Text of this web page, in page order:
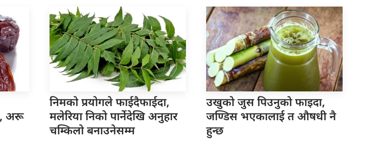
अरू
निमको प्रयोगले फाईदैफाईदा,
मलेरिया निको पार्नेदेखि अनुहार
चम्किलो बनाउनेसम्म
उखुको जुस पिउनुको फाइदा,
जण्डिस भएकालाई त औषधी नै
हुन्छ